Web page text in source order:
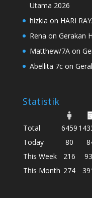
Utama 2026
hizkia on HARI
Rena on Gerakan
Matthew/7Aon
Abellita 7con
Statistik
Total 6459
Today
80
This Week
216
This Month 274